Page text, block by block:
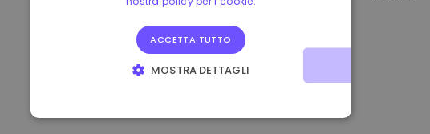
ACCETTA TUTTO
MOSTRA DETTAGLI